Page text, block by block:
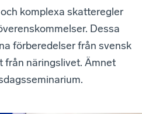
komplexa skatteregler
Dessa
förberedelser från svensk
från näringslivet. Ämnet